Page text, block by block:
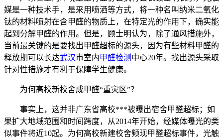
媒是一种技术手，是采用喷洒等方式，将一种名叫纳米二氧化
钛的材料喷射在含甲醛的物质上，在特定光的作用下，确实能
起到分解甲醛的作用。但是，顾士明认为，除了通风措施外，
当前最关键的是要找出甲醛超标的源头，因为有些材料甲醛的
释放期可以长达武汉市室内甲醛检测 中心20年。找出源头采取
针对性措施才有利于保障学生健康。
为何高校新校舍成甲醛“重灾区”？
事实上，这并非广东省高校***被曝出宿舍甲醛超标；如
果扩大地域范围和时间跨度，从2014年开始，经媒体曝光的类
似事件将近10起。为何高校新建校舍频现甲醛超标事件，光触